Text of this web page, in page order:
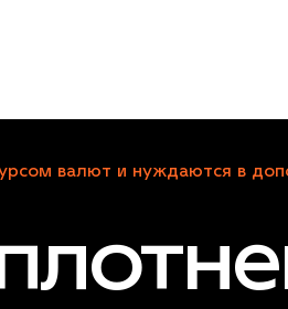
валют и нуждаются в